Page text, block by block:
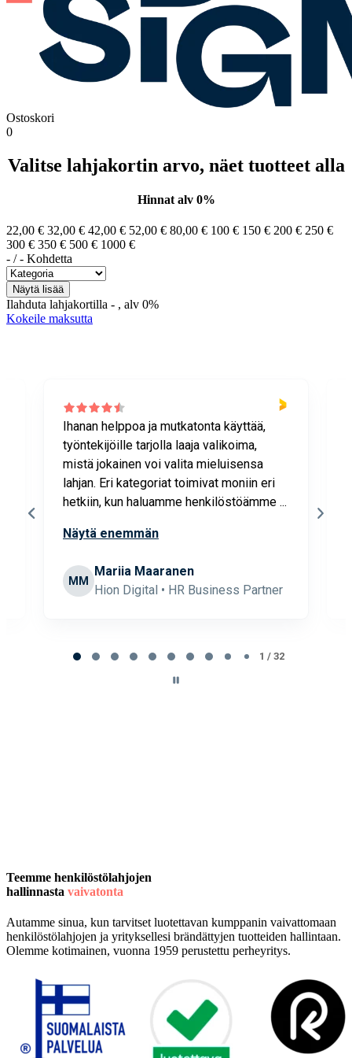
Ostoskori
0
Valitse lahjakortin arvo, näet tuotteet alla
Hinnat alv 0%
22,00 € 32,00 € 42,00 € 52,00 € 80,00 € 100 € 150 € 200 € 250 €
300 € 350 € 500 € 1000 €
- /- Kohdetta
Ilahduta lahjakortilla - , alv 0%
Kokeile maksutta
Ihanan helppoa ja mutkatonta käyttää,
työntekijöille tarjolla laaja valikoima,
mistä jokainen voi valita mieluisensa
lahjan. Eri kategoriat toimivat moniin eri
hetkiin, kun haluamme henkilöstöämme ...
Näytä enemmän
MM
Mariia Maaranen
Hion Digital • HR Business Partner
1 / 32
Teemme henkilöstölahjojen
hallinnasta vaivatonta
Autamme sinua, kun tarvitset luotettavan kumppanin vaivattomaan
henkilöstölahjojen ja yrityksellesi brändättyjen tuotteiden hallintaan.
Olemme kotimainen, vuonna 1959 perustettu perheyritys.